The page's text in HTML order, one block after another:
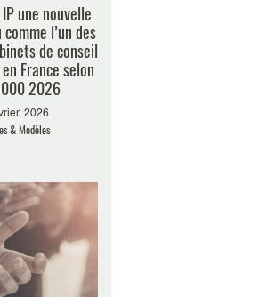
une nouvelle
l’un des
de conseil
France selon
2026
2026
& Modèles